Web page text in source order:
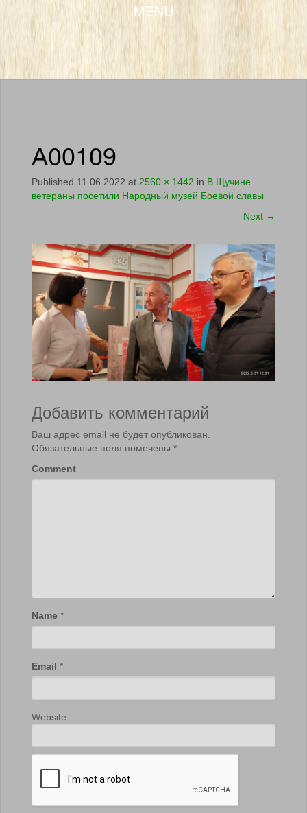
MENU
SKIP TO CONTENT
А00109
Published 11.06.2022 at 2560 × 1442 in В Щучине
ветераны посетили Народный музей Боевой славы
Next →
Добавить комментарий
Ваш адрес email не будет опубликован.
Обязательные поля помечены *
Comment
Name *
Email *
Website